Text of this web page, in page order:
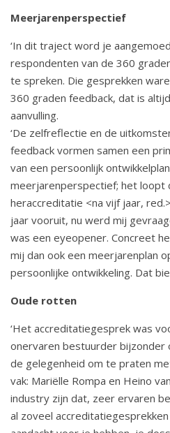
Meerjarenperspectief
‘In dit traject word je
respondenten van de 360
te spreken. Die gesprekken
360 graden feedback, dat is
aanvulling.
‘De zelfreflectie en de
feedback vormen samen een
van een persoonlijk
meerjarenperspectief; het loopt
heraccreditatie <na vijf jaar,
jaar vooruit, nu werd mij
was een eyeopener. Concreet
mij dan ook een meerjarenplan
persoonlijke ontwikkeling. Dat
Oude rotten
‘Het accreditatiegesprek was
onervaren bestuurder bijzonder
de gelegenheid om te praten
vak: Mariëlle Rompa en Heino
industry zijn dat, zeer ervaren
al zoveel